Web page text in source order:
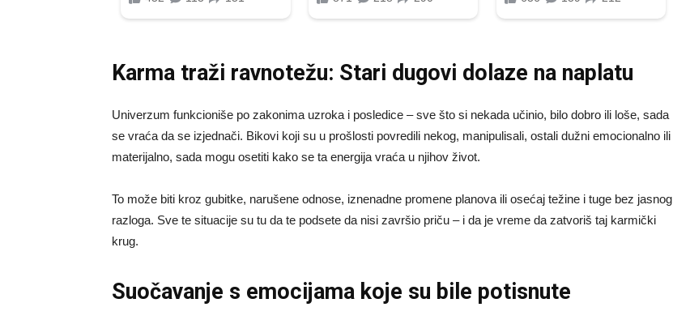
Karma traži ravnotežu: Stari dugovi dolaze na naplatu
Univerzum funkcioniše po zakonima uzroka i posledice – sve što si nekada učinio, bilo dobro ili loše, sada
se vraća da se izjednači. Bikovi koji su u prošlosti povredili nekog, manipulisali, ostali dužni emocionalno ili
materijalno, sada mogu osetiti kako se ta energija vraća u njihov život.
To može biti kroz gubitke, narušene odnose, iznenadne promene planova ili osećaj težine i tuge bez jasnog
razloga. Sve te situacije su tu da te podsete da nisi završio priču – i da je vreme da zatvoriš taj karmički
krug.
Suočavanje s emocijama koje su bile potisnute